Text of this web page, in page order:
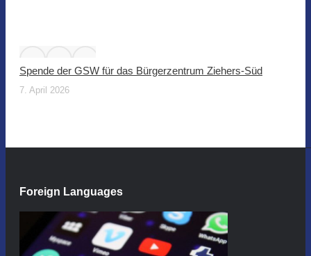
Spende der GSW für das Bürgerzentrum Ziehers-Süd
7. April 2026
Foreign Languages